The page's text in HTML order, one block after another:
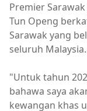
Premier
Tun Openg
Sarawak yang
seluruh Malaysia.
"Untuk tahun
bahawa saya
kewangan khas